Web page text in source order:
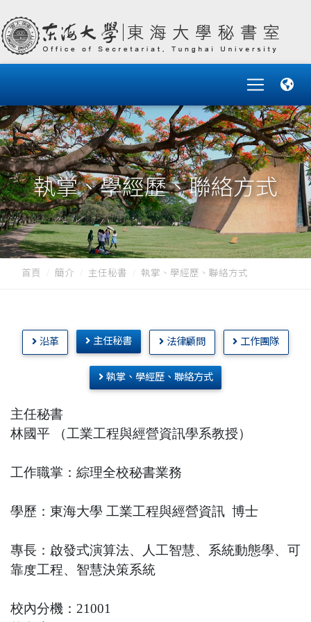
執掌、學經歷、聯絡方式
首頁 簡介 主任秘書 執掌、學經歷、聯絡方式
沿革 主任秘書 法律顧問 工作團隊
執掌、學經歷、聯絡方式
主任秘書
林國平 （工業工程與經營資訊學系教授）
工作職掌：綜理全校秘書業務
學歷：東海大學 工業工程與經營資訊 博士
專長： 啟發式演算法、人工智慧、系統動態學、可
靠度工程、智慧決策系統
校內分機：21001